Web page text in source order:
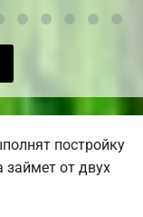
постройку
от двух